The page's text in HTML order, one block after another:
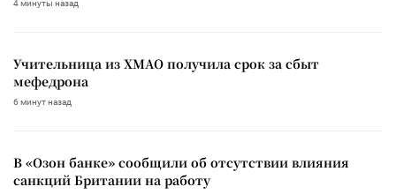
4 минуты назад
Учительница из ХМАО получила срок за сбыт
мефедрона
6 минут назад
В «Озон банке» сообщили об отсутствии влияния
санкций Британии на работу